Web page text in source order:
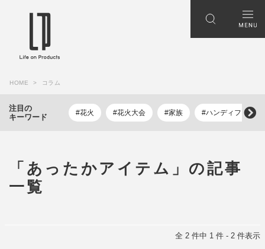
HOME コラム
注目の
キーワード
#花火 #花火大会 #家族 #ハンディファン
「あったかアイテム」の記事
一覧
全 2 件中 1 件 - 2 件表示